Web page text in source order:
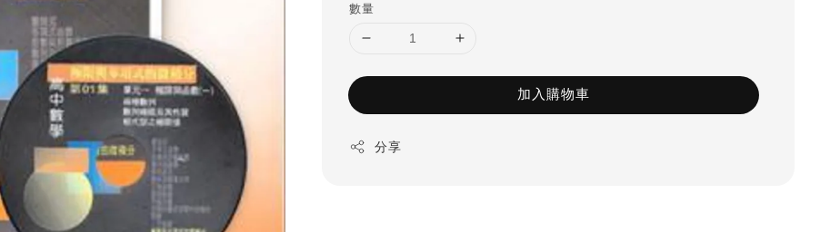
數量
加入購物車
分享